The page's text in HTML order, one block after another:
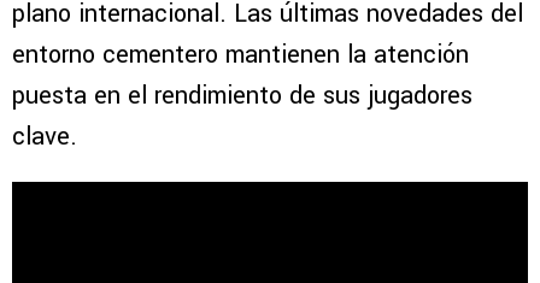
plano internacional. Las últimas novedades del
entorno cementero mantienen la atención
puesta en el rendimiento de sus jugadores
clave.